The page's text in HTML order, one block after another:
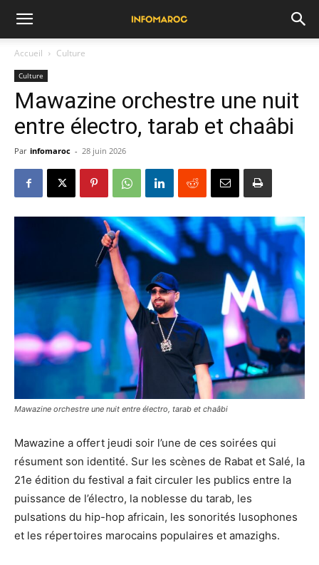
Accueil Culture
Culture
Mawazine orchestre une nuit
entre électro, tarab et chaâbi
Par infomaroc - 28 juin 2026
Mawazine orchestre une nuit entre électro, tarab et chaâbi
Mawazine a offert jeudi soir l’une de ces soirées qui
résument son identité. Sur les scènes de Rabat et Salé, la
21e édition du festival a fait circuler les publics entre la
puissance de l’électro, la noblesse du tarab, les
pulsations du hip-hop africain, les sonorités lusophones
et les répertoires marocains populaires et amazighs.